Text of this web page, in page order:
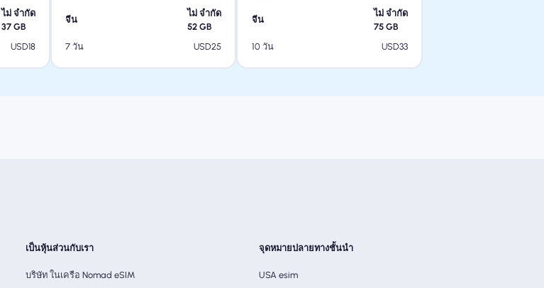
ไม่ จำกัด
37 GB
USD18
จีน
ไม่ จำกัด
52 GB
7 วัน
USD25
จีน
ไม่ จำกัด
75 GB
10 วัน
USD33
เป็นหุ้นส่วนกับเรา
บริษัท ในเครือ Nomad eSIM
จุดหมายปลายทางชั้นนำ
USA esim